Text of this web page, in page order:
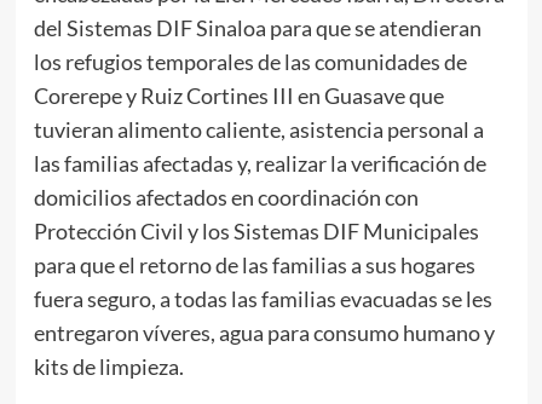
del Sistemas DIF Sinaloa para que se atendieran
los refugios temporales de las comunidades de
Corerepe y Ruiz Cortines III en Guasave que
tuvieran alimento caliente, asistencia personal a
las familias afectadas y, realizar la verificación de
domicilios afectados en coordinación con
Protección Civil y los Sistemas DIF Municipales
para que el retorno de las familias a sus hogares
fuera seguro, a todas las familias evacuadas se les
entregaron víveres, agua para consumo humano y
kits de limpieza.